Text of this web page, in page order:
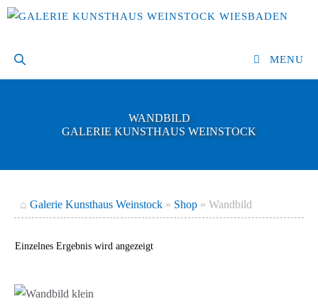
Zum
MENU
WANDBILD
GALERIE KUNSTHAUS WEINSTOCK
⌂ Galerie Kunsthaus Weinstock » Shop » Wandbild
Einzelnes Ergebnis wird angezeigt